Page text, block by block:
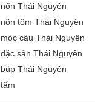
Thái Nguyên
tôm Thái Nguyên
câu Thái Nguyên
sản Thái Nguyên
Thái Nguyên